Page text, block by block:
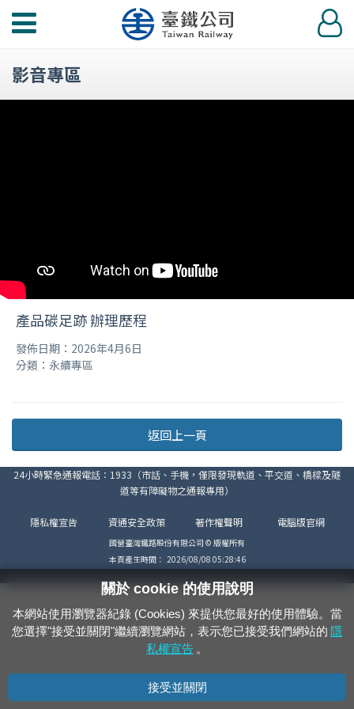
功
選
登
入
影音專區
產品碳足跡 辦理歷程
發佈日期：2026年4月6日
分類：永續專區
返回上一頁
24小時緊急通報電話：1933（市話、手機，僅限發現軌道、平交道、橋樑及隧
道等有障礙物之通報專用）
隱私權宣告 資通安全政策 著作權聲明 電腦版官網
國營臺灣鐵路股份有限公司 © 版權所有
本頁產生時間： 2026/08/08 05:28:46
關於 cookie 的使用說明
本網站使用瀏覽器紀錄 (Cookies) 來提供您最好的使用體驗。當
您選擇"接受並關閉"繼續瀏覽網站，表示您已接受我們網站的 隱
私權宣告 。
接受並關閉